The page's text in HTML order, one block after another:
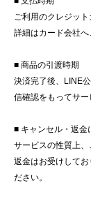
ご利用のクレジット
詳細はカード会社へ
■ 商品の引渡時期
決済完了後、LINE
信確認をもってサー
■ キャンセル・返金
サービスの性質上
返金はお受けしてお
ださい。